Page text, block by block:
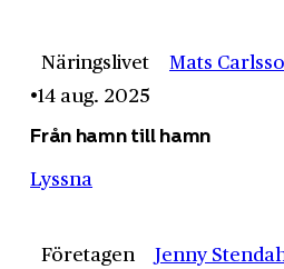
Näringslivet
Mats
14 aug. 2025
Från hamn till hamn
Lyssna
Företagen Jenny